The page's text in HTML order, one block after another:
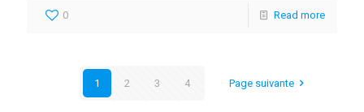
0 Read more
1 2 3 4 Page suivante